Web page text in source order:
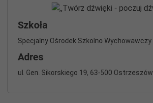
Szkoła
Specjalny Ośrodek Szkolno Wychowawczy
Adres
ul. Gen. Sikorskiego 19, 63-500 Ostrzeszów